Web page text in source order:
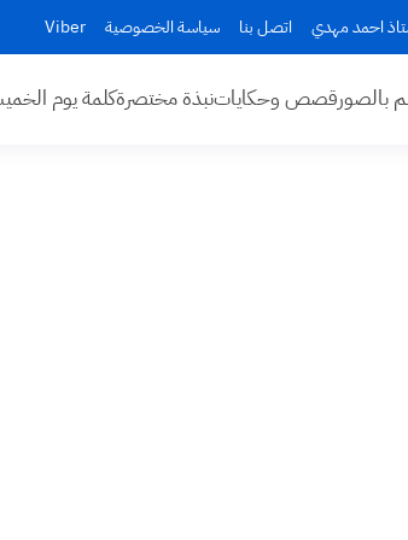
احمد مهدي اتصل بنا سياسة الخصوصية Viber
بالصورقصص وحكاياتنبذة مختصرةكلمة يوم